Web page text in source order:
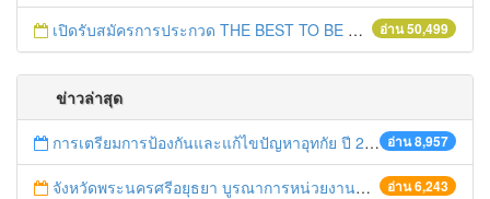
อ่าน 50,499
เปิดรับสมัครการประกวด THE BEST TO BE NUMBER ONE
ข่าวล่าสุด
อ่าน 8,957
การเตรียมการป้องกันและแก้ไขปัญหาอุทกัย ปี 2561
อ่าน 6,243
จังหวัดพระนครศรีอยุธยา บูรณาการหน่วยงานที่เกี่ยวข้อง ลงพื้นที่จัดระเบียบและดำเนินมาตรการตามบทลงโทษสูงสุดกับผู้ประกอบการร้านค้าที่ยังฝ่าฝืนตั้งร้านค้ารุกล้ำเขตพื้นที่ทางหลวง เตรียมความปลอดภัยก่อนเทศกาลสงกรานต์